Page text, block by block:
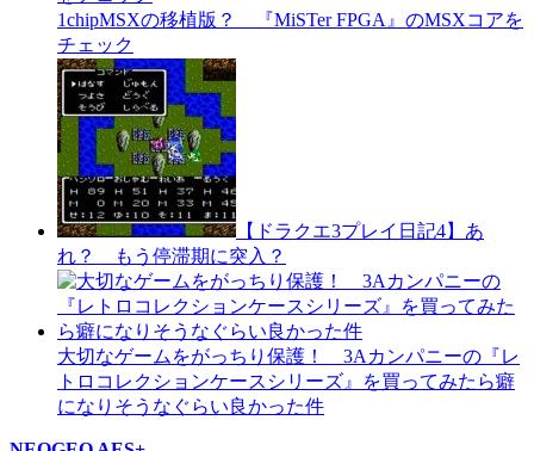
1chipMSXの移植版？ 『MiSTer FPGA』のMSXコアを
チェック
【ドラクエ3プレイ日記4】あ
れ？ もう停滞期に突入？
大切なゲームをがっちり保護！ 3Aカンパニーの『レ
トロコレクションケースシリーズ』を買ってみたら癖
になりそうなぐらい良かった件